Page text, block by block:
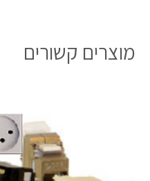
מוצרים קשורים